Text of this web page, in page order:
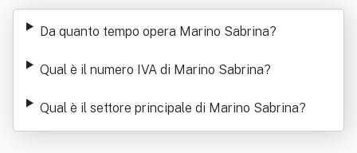
a
Da quanto tempo opera Marino Sabrina?
Qual è il numero IVA di Marino Sabrina?
Qual è il settore principale di Marino Sabrina?